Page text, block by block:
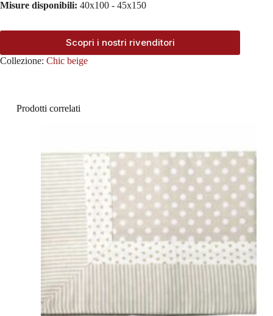
Misure disponibili: 40x100 - 45x150
Scopri i nostri rivenditori
Collezione: Chic beige
Prodotti correlati